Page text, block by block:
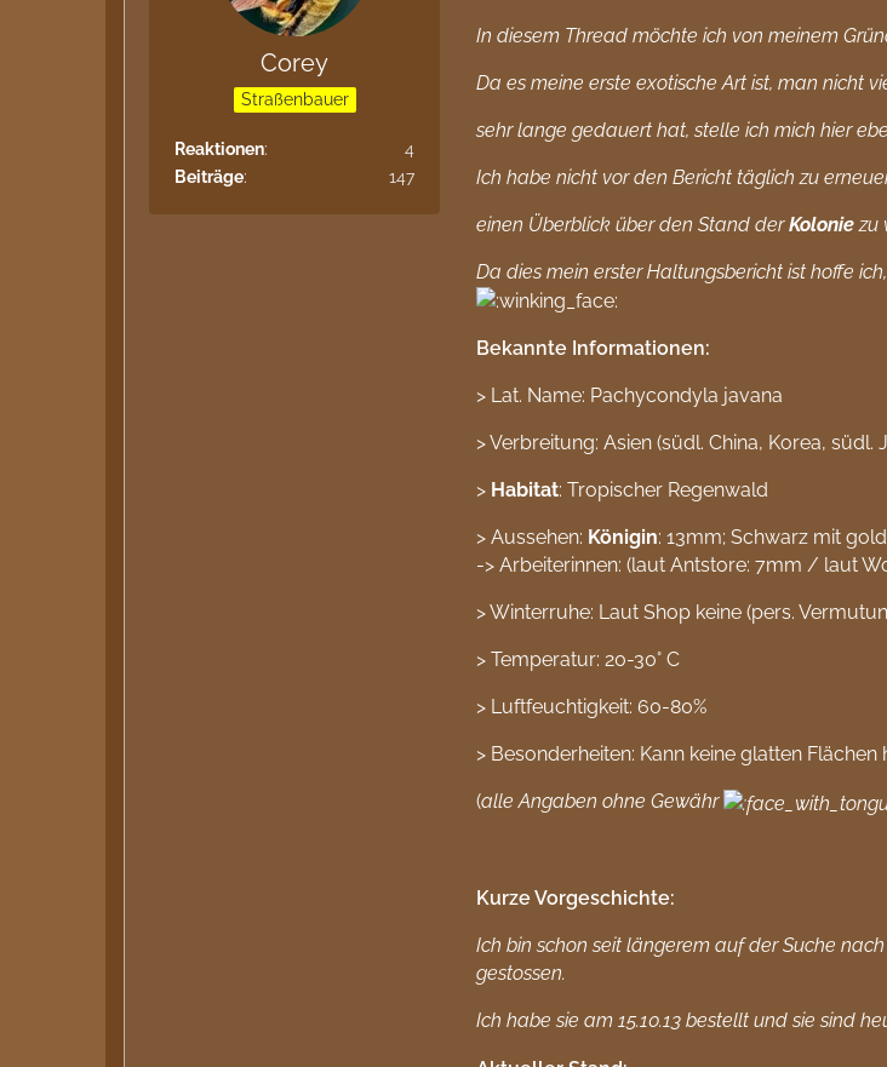
Corey
Straßenbauer
Reaktionen
4
Beiträge
147
In diesem Thread möchte ich von meinem
Da es meine erste exotische Art ist, man nicht
sehr lange gedauert hat, stelle ich mich hier
Ich habe nicht vor den Bericht täglich zu
einen Überblick über den Stand derKoloniezu
Da dies mein erster Haltungsbericht ist hoffe
Bekannte Informationen:
> Lat. Name: Pachycondyla javana
> Verbreitung: Asien (südl. China, Korea, südl.
> Habitat: Tropischer Regenwald
> Aussehen: Königin: 13mm; Schwarz mit
-> Arbeiterinnen: (laut Antstore: 7mm / laut
> Winterruhe: Laut Shop keine (pers.
> Temperatur: 20-30° C
> Luftfeuchtigkeit: 60-80%
> Besonderheiten: Kann keine glatten
(alle Angaben ohne Gewähr
Kurze Vorgeschichte:
Ich bin schon seit längerem auf der Suche
gestossen.
Ich habe sie am 15.10.13 bestellt und sie sind